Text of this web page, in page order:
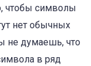
чтобы символы
нет обычных
не думаешь, что
в ряд